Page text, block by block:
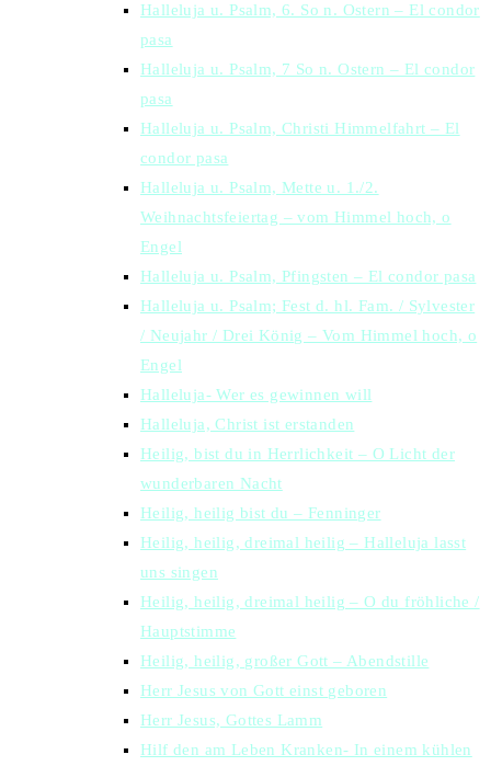
Halleluja u. Psalm, 6. So n. Ostern – El condor
pasa
Halleluja u. Psalm, 7 So n. Ostern – El condor
pasa
Halleluja u. Psalm, Christi Himmelfahrt – El
condor pasa
Halleluja u. Psalm, Mette u. 1./2.
Weihnachtsfeiertag – vom Himmel hoch, o
Engel
Halleluja u. Psalm, Pfingsten – El condor pasa
Halleluja u. Psalm; Fest d. hl. Fam. / Sylvester
/ Neujahr / Drei König – Vom Himmel hoch, o
Engel
Halleluja- Wer es gewinnen will
Halleluja, Christ ist erstanden
Heilig, bist du in Herrlichkeit – O Licht der
wunderbaren Nacht
Heilig, heilig bist du – Fenninger
Heilig, heilig, dreimal heilig – Halleluja lasst
uns singen
Heilig, heilig, dreimal heilig – O du fröhliche /
Hauptstimme
Heilig, heilig, großer Gott – Abendstille
Herr Jesus von Gott einst geboren
Herr Jesus, Gottes Lamm
Hilf den am Leben Kranken- In einem kühlen